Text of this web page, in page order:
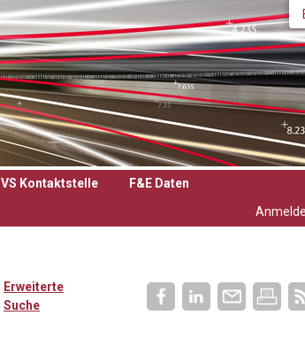
IVS Kontaktstelle
F&E Daten
Erweiterte
Suche